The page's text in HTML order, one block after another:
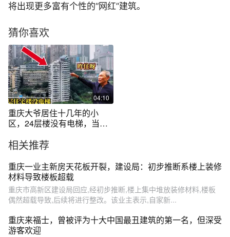
将出现更多富有个性的“网红”建筑。
猜你喜欢
04:10
重庆大爷居住十几年的小
区，24层楼没有电梯，当时
相关推荐
重庆一业主新房天花板开裂，建设局：初步推断系楼上装修
材料导致楼板超载
重庆市高新区建设局回应,经初步推断,楼上集中堆放装修材料,楼板
偶然超载导致,后续将进行整改。该业主表示,自家新...
重庆来福士，曾被评为十大中国最丑建筑的第一名，但深受
游客欢迎